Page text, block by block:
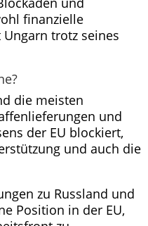
finanzielle
trotz seines
die meisten
und
der EU blockiert,
und auch die
zu Russland und
Position in der EU,